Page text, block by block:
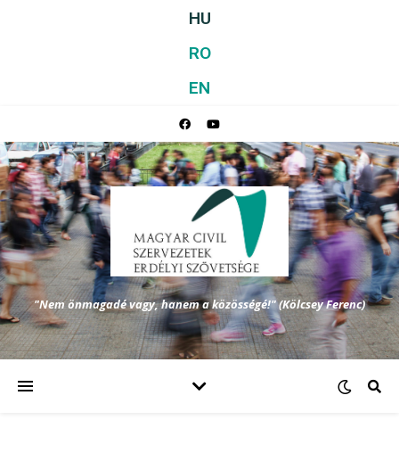
HU
RO
EN
"Nem önmagadé vagy, hanem a közösségé!" (Kölcsey Ferenc)